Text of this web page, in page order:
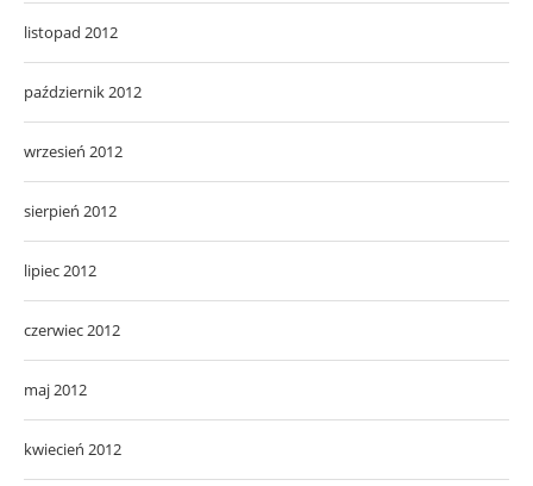
listopad 2012
październik 2012
wrzesień 2012
sierpień 2012
lipiec 2012
czerwiec 2012
maj 2012
kwiecień 2012